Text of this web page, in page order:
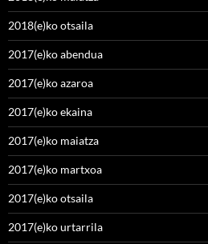
2018(e)ko otsaila
2017(e)ko abendua
2017(e)ko azaroa
2017(e)ko ekaina
2017(e)ko maiatza
2017(e)ko martxoa
2017(e)ko otsaila
2017(e)ko urtarrila